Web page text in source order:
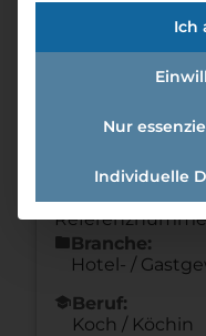
Offene
Details zur
folderBranche:
Hotel- /
schoolBeruf:
Koch / Köchin
Ich
Nur
Individuelle